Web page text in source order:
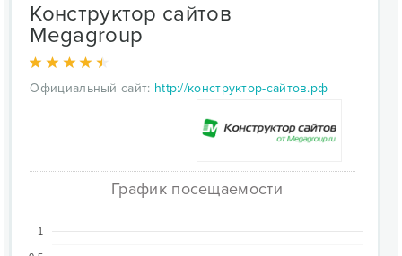
Конструктор сайтов
Megagroup
Официальный сайт: http://конструктор-сайтов.рф
График посещаемости
1